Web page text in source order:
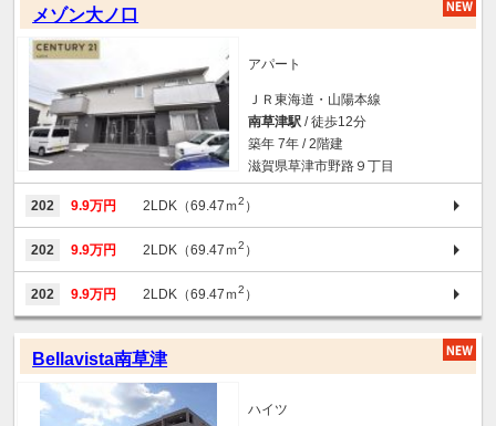
メゾン大ノ口
アパート
ＪＲ東海道・山陽本線
南草津駅 / 徒歩12分
築年 7年 / 2階建
滋賀県草津市野路９丁目
202 9.9万円 2LDK（69.47ｍ2 ）
202 9.9万円 2LDK（69.47ｍ2 ）
202 9.9万円 2LDK（69.47ｍ2 ）
Bellavista南草津
ハイツ